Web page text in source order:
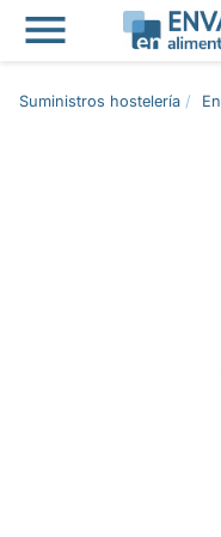

Suministros hostelería